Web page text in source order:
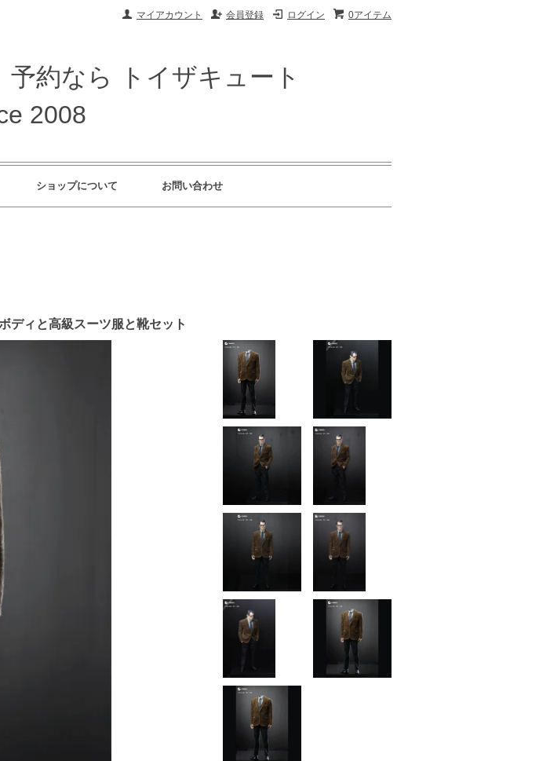
0アイテム
ログイン
会員登録
マイアカウント
約なら トイザキュート
2008
ショップについて お問い合わせ
ディと高級スーツ服と靴セット